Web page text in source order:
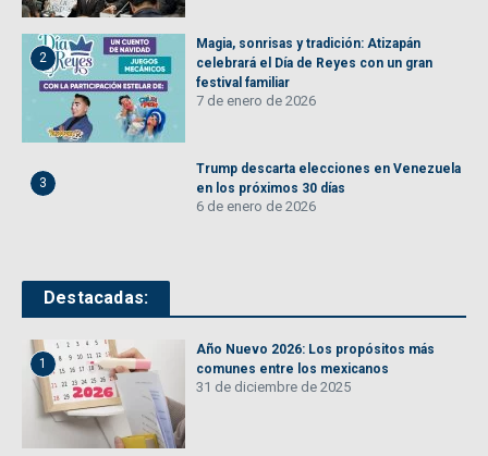
2
Magia, sonrisas y tradición: Atizapán
celebrará el Día de Reyes con un gran
festival familiar
7 de enero de 2026
3
Trump descarta elecciones en Venezuela
en los próximos 30 días
6 de enero de 2026
Destacadas:
1
Año Nuevo 2026: Los propósitos más
comunes entre los mexicanos
31 de diciembre de 2025